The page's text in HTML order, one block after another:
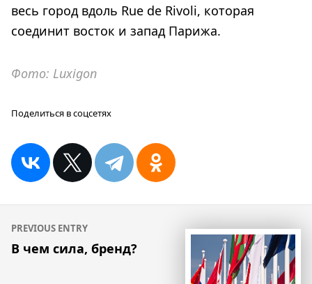
весь город вдоль Rue de Rivoli, которая
соединит восток и запад Парижа.
Фото: Luxigon
Поделиться в соцсетях
Навигация
по
PREVIOUS ENTRY
В чем сила, бренд?